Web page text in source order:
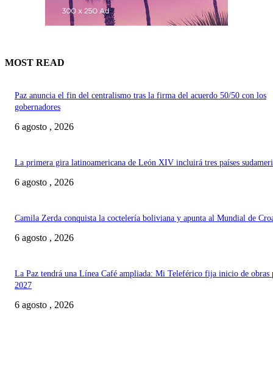
MOST READ
Paz anuncia el fin del centralismo tras la firma del acuerdo 50/50 con los
gobernadores
6 agosto , 2026
La primera gira latinoamericana de León XIV incluirá tres países
6 agosto , 2026
Camila Zerda conquista la coctelería boliviana y apunta al Mundial de
6 agosto , 2026
La Paz tendrá una Línea Café ampliada: Mi Teleférico fija inicio de obras
2027
6 agosto , 2026